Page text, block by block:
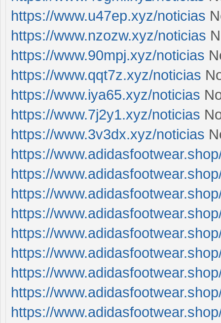
https://www.u47ep.xyz/noticias
https://www.nzozw.xyz/noticias
https://www.90mpj.xyz/noticias
https://www.qqt7z.xyz/noticias
https://www.iya65.xyz/noticias
https://www.7j2y1.xyz/noticias
https://www.3v3dx.xyz/noticias
https://
https://
https://
https://
https://
https://
https://
https://
https://